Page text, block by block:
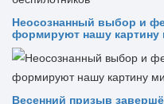
Неосознанный выбор и
формируют нашу картину
Весенний призыв